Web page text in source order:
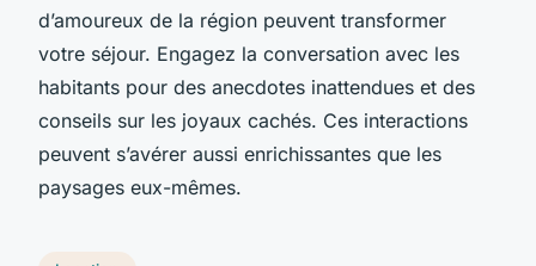
d’amoureux de la région peuvent transformer
votre séjour. Engagez la conversation avec les
habitants pour des anecdotes inattendues et des
conseils sur les joyaux cachés. Ces interactions
peuvent s’avérer aussi enrichissantes que les
paysages eux-mêmes.